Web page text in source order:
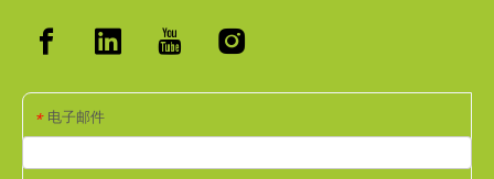
* 电子邮件